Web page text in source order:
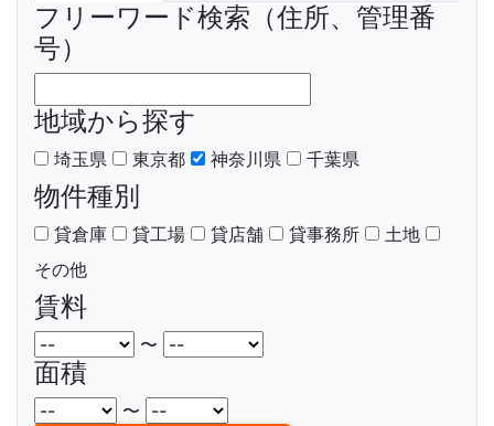
フリーワード検索（住所、管理番
号）
地域から探す
埼玉県 東京都 神奈川県 千葉県
物件種別
貸倉庫 貸工場 貸店舗 貸事務所
土地
その他
賃料
〜
面積
〜